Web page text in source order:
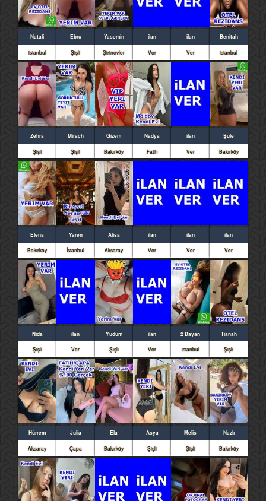
Natali
istanbul
Ebru
Şişli
Yasemin
Şirinevler
ilan
Ver
ilan
Ver
Benitah
istanbul
Zehra
Şişli
Mirach
Şişli
Gizem
Bakırköy
Nadya
Fatih
ilan
Ver
Şule
Bakırköy
Elena
Bakırköy
Yaren
İstanbul
Alisa
Aksaray
ilan
Ver
ilan
Ver
ilan
Ver
Nida
Şişli
ilan
Ver
Yudum
Şişli
ilan
Ver
2 Bayan
istanbul
Tianah
Şişli
Hürrem
Aksaray
Julia
Çapa
Ela
Bakırköy
Asya
Şişli
Melis
Şişli
Nazlı
Bakırköy